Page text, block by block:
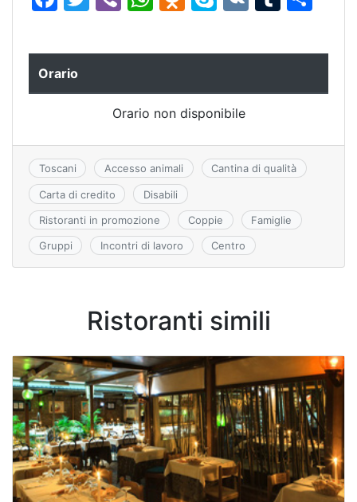
c
e
b
o
k
itt er at
A
p
p
n
kl
a
s
s
ni
ki
y
e
m
r
n
vi
Orario
Orario non disponibile
Toscani Accesso animali Cantina di qualità
Carta di credito Disabili
Ristoranti in promozione Coppie Famiglie
Gruppi Incontri di lavoro Centro
Ristoranti simili